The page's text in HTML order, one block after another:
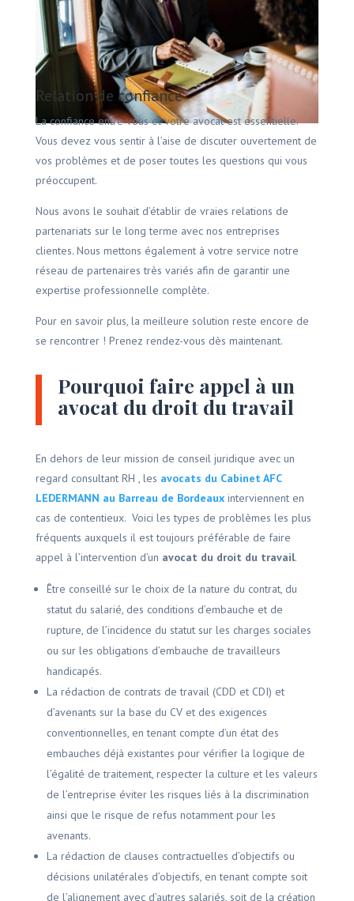
Relation de confiance
La confiance entre vous et votre avocat est essentielle.
Vous devez vous sentir à l’aise de discuter ouvertement de
vos problèmes et de poser toutes les questions qui vous
préoccupent.
Nous avons le souhait d’établir de vraies relations de
partenariats sur le long terme avec nos entreprises
clientes. Nous mettons également à votre service notre
réseau de partenaires très variés afin de garantir une
expertise professionnelle complète.
Pour en savoir plus, la meilleure solution reste encore de
se rencontrer ! Prenez rendez-vous dès maintenant.
Pourquoi faire appel à un
avocat du droit du travail
En dehors de leur mission de conseil juridique avec un
regard consultant RH , les avocats du Cabinet AFC
LEDERMANN au Barreau de Bordeauxinterviennent en
cas de contentieux. Voici les types de problèmes les plus
fréquents auxquels il est toujours préférable de faire
appel à l’intervention d’un avocat du droit du travail.
Être conseillé sur le choix de la nature du contrat, du
statut du salarié, des conditions d’embauche et de
rupture, de l’incidence du statut sur les charges sociales
ou sur les obligations d’embauche de travailleurs
handicapés.
La rédaction de contrats de travail (CDD et CDI) et
d’avenants sur la base du CV et des exigences
conventionnelles, en tenant compte d’un état des
embauches déjà existantes pour vérifier la logique de
l’égalité de traitement, respecter la culture et les valeurs
de l’entreprise éviter les risques liés à la discrimination
ainsi que le risque de refus notamment pour les
avenants.
La rédaction de clauses contractuelles d’objectifs ou
décisions unilatérales d’objectifs, en tenant compte soit
de l’alignement avec d’autres salariés, soit de la création